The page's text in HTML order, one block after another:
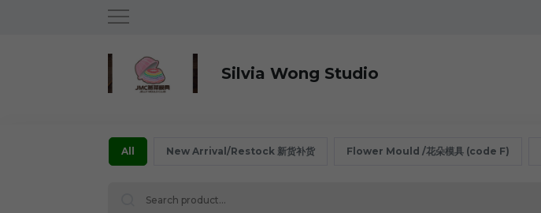
Silvia Wong Studio
All New Arrival/Restock 新货补货 Flower Mould /花朵模具 (code F)